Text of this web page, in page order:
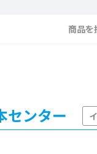
商品を
センター